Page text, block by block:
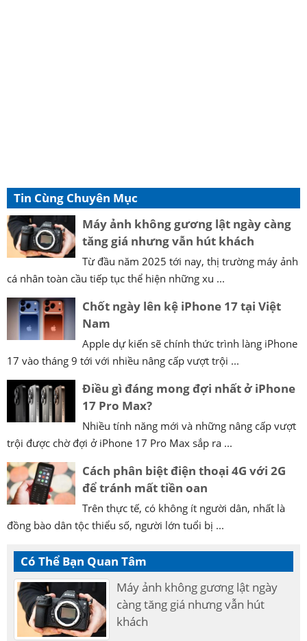
Tin Cùng Chuyên Mục
Máy ảnh không gương lật ngày càng
tăng giá nhưng vẫn hút khách
Từ đầu năm 2025 tới nay, thị trường máy ảnh
cá nhân toàn cầu tiếp tục thể hiện những xu ...
Chốt ngày lên kệ iPhone 17 tại Việt
Nam
Apple dự kiến sẽ chính thức trình làng iPhone
17 vào tháng 9 tới với nhiều nâng cấp vượt trội ...
Điều gì đáng mong đợi nhất ở iPhone
17 Pro Max?
Nhiều tính năng mới và những nâng cấp vượt
trội được chờ đợi ở iPhone 17 Pro Max sắp ra ...
Cách phân biệt điện thoại 4G với 2G
để tránh mất tiền oan
Trên thực tế, có không ít người dân, nhất là
đồng bào dân tộc thiểu số, người lớn tuổi bị ...
Có Thể Bạn Quan Tâm
Máy ảnh không gương lật ngày
càng tăng giá nhưng vẫn hút
khách